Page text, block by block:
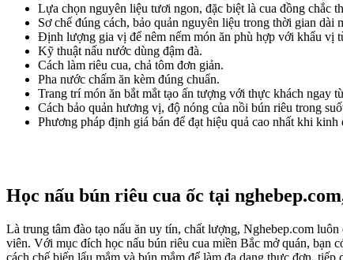
Lựa chọn nguyên liệu tươi ngon, đặc biệt là cua đồng chắc
Sơ chế đúng cách, bảo quản nguyên liệu trong thời gian dài
Định lượng gia vị để nêm nếm món ăn phù hợp với khẩu vị
Kỹ thuật nấu nước dùng đậm đà.
Cách làm riêu cua, chả tôm đơn giản.
Pha nước chấm ăn kèm đúng chuẩn.
Trang trí món ăn bắt mắt tạo ấn tượng với thực khách ngay
Cách bảo quản hương vị, độ nóng của nồi bún riêu trong
Phương pháp định giá bán để đạt hiệu quả cao nhất khi kinh
Học nấu bún riêu cua ốc tại
Là trung tâm đào tạo nấu ăn uy tín, chất lượng, Nghebep.com
viên. Với mục đích học nấu bún riêu cua miền Bắc mở quán, bạn